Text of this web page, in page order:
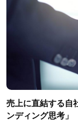
売上に直結する自
ンディング思考」